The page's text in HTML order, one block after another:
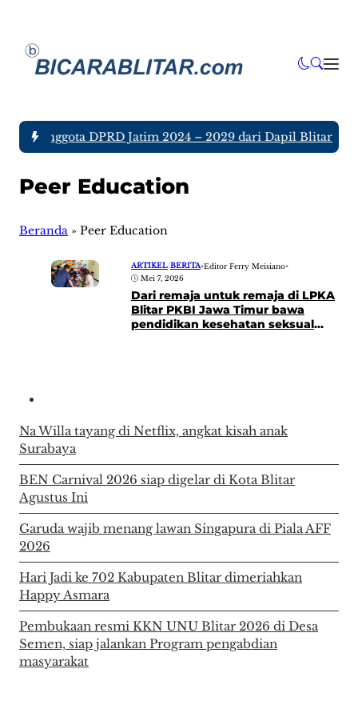
tujuh Anggota DPRD Jatim 2024 – 2029 dari Dapil Blitar dan
Peer Education
Beranda » Peer Education
ARTIKEL BERITA•Editor Ferry Meisiano•
Mei 7, 2026
Dari remaja untuk remaja di LPKA
Blitar PKBI Jawa Timur bawa
pendidikan kesehatan seksual
Na Willa tayang di Netflix, angkat kisah anak
Surabaya
BEN Carnival 2026 siap digelar di Kota Blitar
Agustus Ini
Garuda wajib menang lawan Singapura di Piala AFF
2026
Hari Jadi ke 702 Kabupaten Blitar dimeriahkan
Happy Asmara
Pembukaan resmi KKN UNU Blitar 2026 di Desa
Semen, siap jalankan Program pengabdian
masyarakat